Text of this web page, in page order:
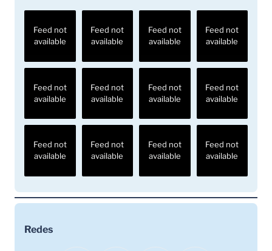
Feed not
available
Feed not
available
Feed not
available
Feed not
available
Feed not
available
Feed not
available
Feed not
available
Feed not
available
Feed not
available
Feed not
available
Feed not
available
Feed not
available
Redes